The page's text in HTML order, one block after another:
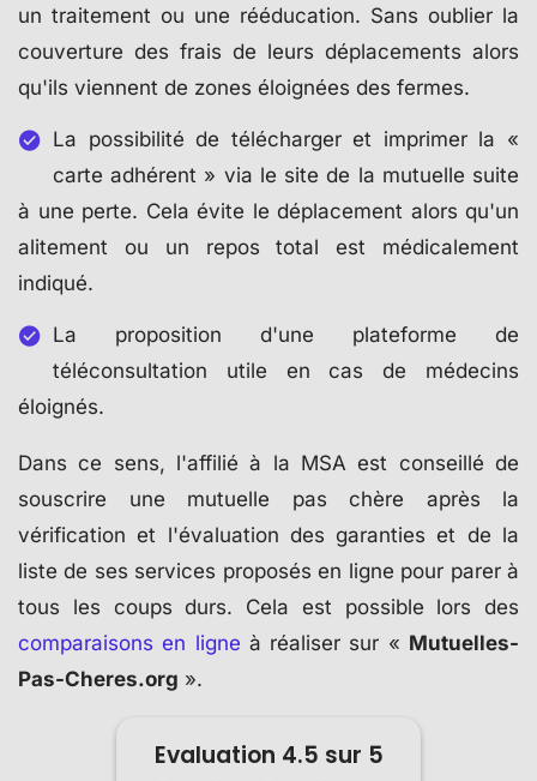
un traitement ou une rééducation. Sans oublier la
couverture des frais de leurs déplacements alors
qu'ils viennent de zones éloignées des fermes.
La possibilité de télécharger et imprimer la «
carte adhérent » via le site de la mutuelle suite
à une perte. Cela évite le déplacement alors qu'un
alitement ou un repos total est médicalement
indiqué.
La proposition d'une plateforme de
téléconsultation utile en cas de médecins
éloignés.
Dans ce sens, l'affilié à la MSA est conseillé de
souscrire une mutuelle pas chère après la
vérification et l'évaluation des garanties et de la
liste de ses services proposés en ligne pour parer à
tous les coups durs. Cela est possible lors des
comparaisons en ligne à réaliser sur « Mutuelles-
Pas-Cheres.org ».
Evaluation 4.5 sur 5